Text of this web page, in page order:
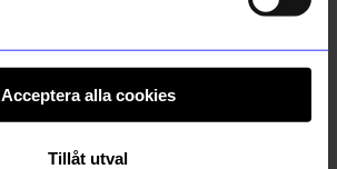
Acceptera alla cookies
Tillåt utval
Pihl & Romeis AB
Flasköppnare Bosse